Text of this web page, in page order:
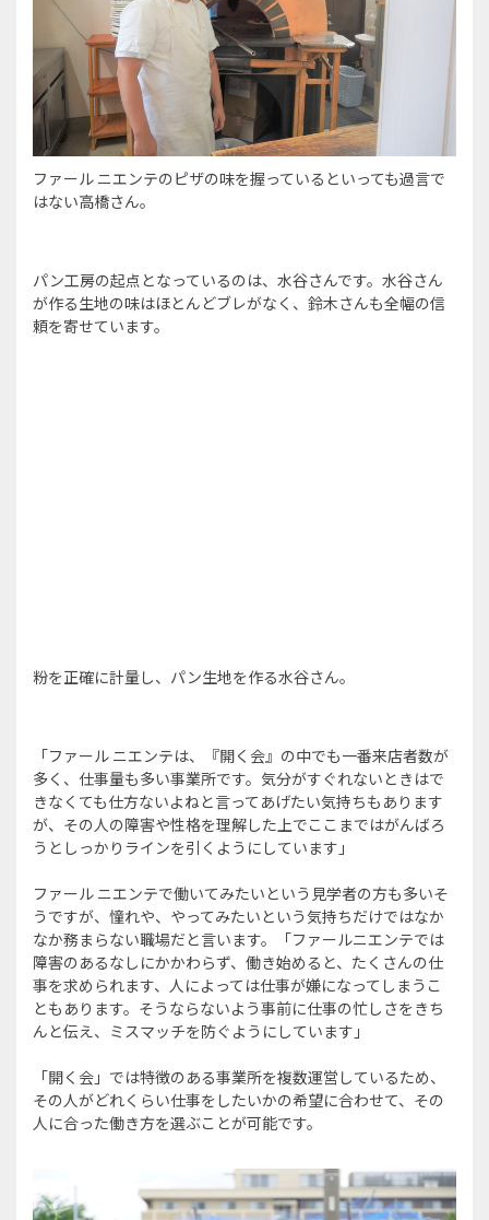
ファール ニエンテのピザの味を握っているといっても過言で
はない高橋さん。
パン工房の起点となっているのは、水谷さんです。水谷さん
が作る生地の味はほとんどブレがなく、鈴木さんも全幅の信
頼を寄せています。
粉を正確に計量し、パン生地を作る水谷さん。
「ファール ニエンテは、『開く会』の中でも一番来店者数が
多く、仕事量も多い事業所です。気分がすぐれないときはで
きなくても仕方ないよねと言ってあげたい気持ちもあります
が、その人の障害や性格を理解した上でここまではがんばろ
うとしっかりラインを引くようにしています」
ファール ニエンテで働いてみたいという見学者の方も多いそ
うですが、憧れや、やってみたいという気持ちだけではなか
なか務まらない職場だと言います。「ファールニエンテでは
障害のあるなしにかかわらず、働き始めると、たくさんの仕
事を求められます、人によっては仕事が嫌になってしまうこ
ともあります。そうならないよう事前に仕事の忙しさをきち
んと伝え、ミスマッチを防ぐようにしています」
「開く会」では特徴のある事業所を複数運営しているため、
その人がどれくらい仕事をしたいかの希望に合わせて、その
人に合った働き方を選ぶことが可能です。